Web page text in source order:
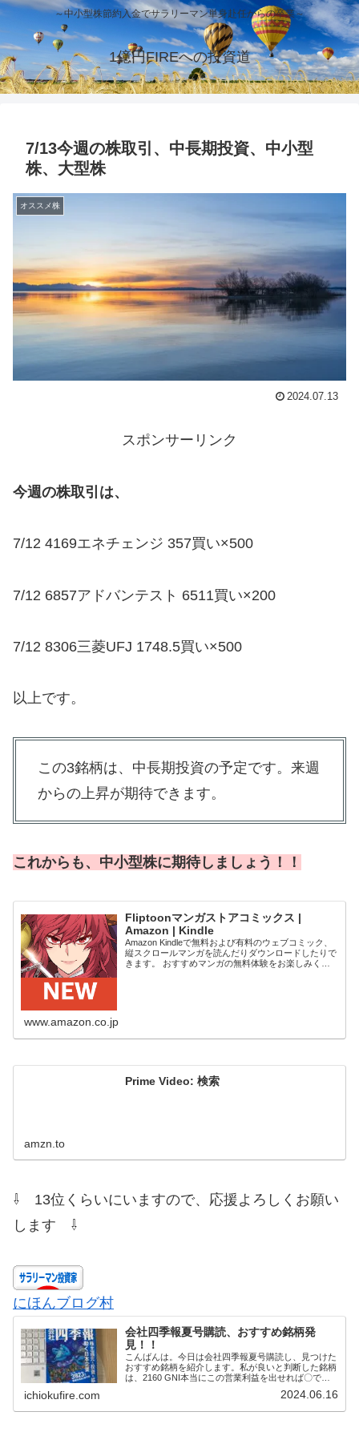
～中小型株節約入金でサラリーマン単身赴任からの卒業～
1億円FIREへの投資道
7/13今週の株取引、中長期投資、中小型
株、大型株
オススメ株
2024.07.13
スポンサーリンク
今週の株取引は、
7/12 4169エネチェンジ 357買い×500
7/12 6857アドバンテスト 6511買い×200
7/12 8306三菱UFJ 1748.5買い×500
以上です。
この3銘柄は、中長期投資の予定です。来週
からの上昇が期待できます。
これからも、中小型株に期待しましょう！！
Fliptoonマンガストアコミックス |
Amazon | Kindle
Amazon Kindleで無料および有料のウェブコミック、
縦スクロールマンガを読んだりダウンロードしたりで
きます。 おすすめマンガの無料体験をお楽しみくだ
www.amazon.co.jp
Prime Video: 検索
amzn.to
⇩ 13位くらいにいますので、応援よろしくお願い
します ⇩
にほんブログ村
会社四季報夏号購読、おすすめ銘柄発
見！！
こんばんは。今日は会社四季報夏号購読し、見つけた
おすすめ銘柄を紹介します。私が良いと判断した銘柄
は、2160 GNI本当にこの営業利益を出せれば〇です
子見です△2980 SREアナリスト予想よ...
ichiokufire.com 2024.06.16